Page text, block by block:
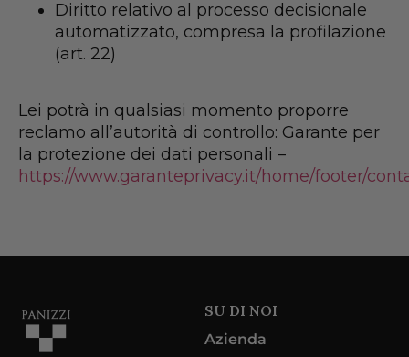
Diritto relativo al processo decisionale
automatizzato, compresa la profilazione
(art. 22)
Lei potrà in qualsiasi momento proporre
reclamo all’autorità di controllo: Garante per
la protezione dei dati personali –
https://www.garanteprivacy.it/home/footer/
SU DI NOI
Azienda